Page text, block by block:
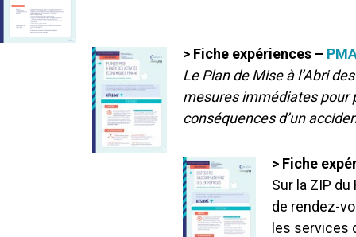
> Fiche expériences –
Le Plan de Mise à l’Abri
mesures immédiates pour
conséquences d’un
> Fiche
Sur la ZIP
de rendez-
les services